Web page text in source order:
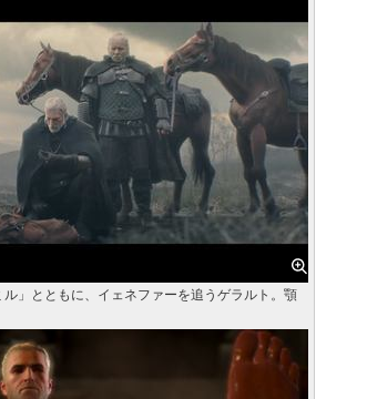
」とともに、イェネファーを追うゲラルト。顎